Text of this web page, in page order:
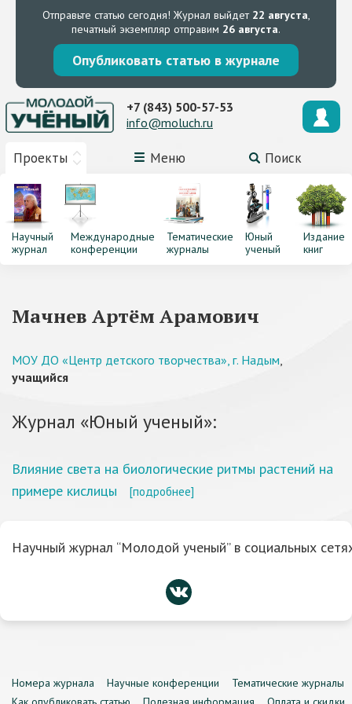
Отправьте статью сегодня! Журнал выйдет 22 августа,
печатный экземпляр отправим 26 августа.
Опубликовать статью в журнале
Проекты Меню Поиск
+7 (843) 500-57-53
info@moluch.ru
Научный
журнал
Международные
конференции
Тематические
журналы
Юный
ученый
Издание
книг
Мачнев Артём Арамович
МОУ ДО «Центр детского творчества», г. Надым,
учащийся
Журнал «Юный ученый»:
Влияние света на биологические ритмы растений на
примере кислицы
[подробнее]
Научный журнал “Молодой ученый” в социальных
Номера журнала Научные конференции
Тематические журналы